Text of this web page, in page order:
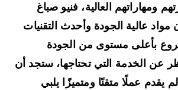
العالية، فنيو صباغ
عالية الجودة وأحدث التقنيات
بأعلى مستوى من الجودة
الخدمة التي تحتاجها، ستجد أن
عملًا متقنًا ومتميزًا يلبي